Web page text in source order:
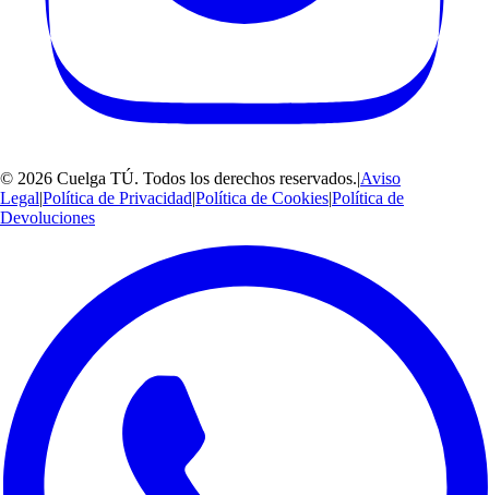
© 2026 Cuelga TÚ. Todos los derechos reservados.|Aviso
Legal|Política de Privacidad|Política de Cookies|Política de
Devoluciones